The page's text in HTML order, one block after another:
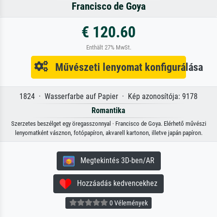
Francisco de Goya
€ 120.60
Enthält 27% MwSt.
Művészeti lenyomat konfigurálása
1824 · Wasserfarbe auf Papier · Kép azonosítója: 9178
Romantika
Szerzetes beszélget egy öregasszonnyal · Francisco de Goya. Elérhető művészi
lenyomatként vásznon, fotópapíron, akvarell kartonon, illetve japán papíron.
Megtekintés 3D-ben/AR
Hozzáadás kedvencekhez
0 Vélemények